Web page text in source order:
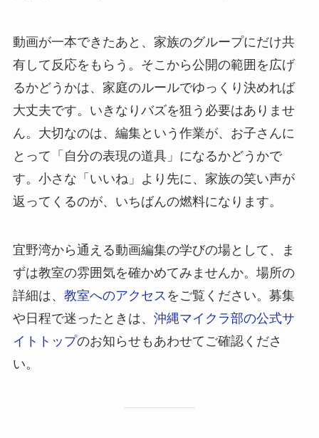
動画が一本できたあと、家族のグループにだけ共
有して反応をもらう。そこから公開の範囲を広げ
るかどうかは、家庭のルールでゆっくり決めれば
大丈夫です。いきなりバズを狙う必要はありませ
ん。大切なのは、編集という作業が、お子さんに
とって「自分の表現の道具」になるかどうかで
す。小さな「いいね」より先に、家族の笑い声が
返ってくるのが、いちばんの燃料になります。
宜野湾から通える動画編集の学びの場として、ま
ずは教室の雰囲気を確かめてみませんか。場所の
詳細は、 教室へのアクセス をご覧ください。募集
や日程で迷ったときは、 沖縄マイクラ部の公式サ
イトトップのお知らせもあわせてご確認くださ
い。